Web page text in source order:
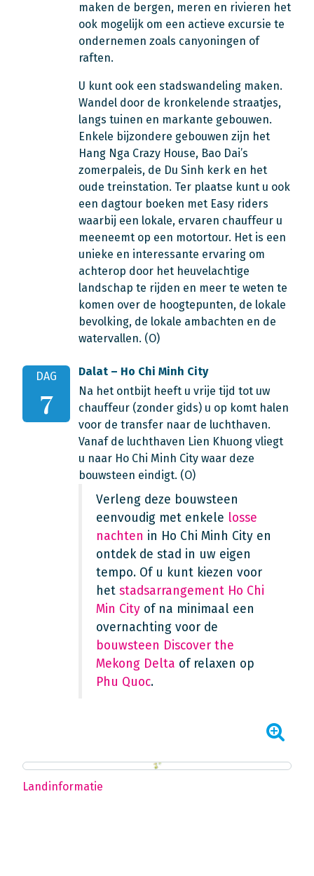
maken de bergen, meren en rivieren het
ook mogelijk om een actieve excursie te
ondernemen zoals canyoningen of
raften.
U kunt ook een stadswandeling maken.
Wandel door de kronkelende straatjes,
langs tuinen en markante gebouwen.
Enkele bijzondere gebouwen zijn het
Hang Nga Crazy House, Bao Dai’s
zomerpaleis, de Du Sinh kerk en het
oude treinstation. Ter plaatse kunt u ook
een dagtour boeken met Easy riders
waarbij een lokale, ervaren chauffeur u
meeneemt op een motortour. Het is een
unieke en interessante ervaring om
achterop door het heuvelachtige
landschap te rijden en meer te weten te
komen over de hoogtepunten, de lokale
bevolking, de lokale ambachten en de
watervallen. (O)
DAG
7
Dalat – Ho Chi Minh City
Na het ontbijt heeft u vrije tijd tot uw
chauffeur (zonder gids) u op komt halen
voor de transfer naar de luchthaven.
Vanaf de luchthaven Lien Khuong vliegt
u naar Ho Chi Minh City waar deze
bouwsteen eindigt. (O)
Verleng deze bouwsteen
eenvoudig met enkele losse
nachten in Ho Chi Minh City en
ontdek de stad in uw eigen
tempo. Of u kunt kiezen voor
het stadsarrangement Ho Chi
Min City of na minimaal een
overnachting voor de
bouwsteen Discover the
Mekong Delta of relaxen op
Phu Quoc.
Landinformatie